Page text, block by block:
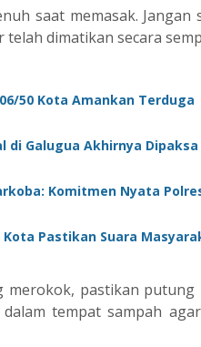
saat memasak. Jangan
dimatikan secara
50 Kota Amankan Terduga
di Galugua Akhirnya Dipaksa
Komitmen Nyata
Pastikan Suara
merokok, pastikan
tempat sampah